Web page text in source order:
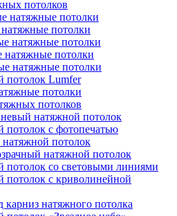
потолков
натяжные потолки
потолки
натяжные потолки
натяжные потолки
натяжные потолки
потолок Lumfer
потолки
потолков
натяжной потолок
потолок с фотопечатью
потолок
натяжной потолок
потолок со световыми линиями
потолок с криволинейной
натяжного потолка